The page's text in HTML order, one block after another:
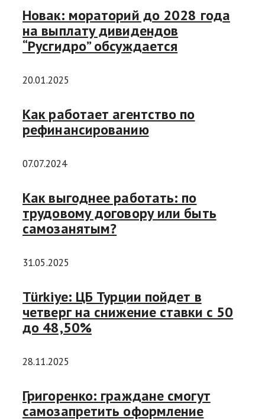
Новак: мораторий до 2028 года
на выплату дивидендов
“Русгидро” обсуждается
20.01.2025
Как работает агентство по
рефинансированию
07.07.2024
Как выгоднее работать: по
трудовому договору или быть
самозанятым?
31.05.2025
Türkiye: ЦБ Турции пойдет в
четверг на снижение ставки с 50
до 48,50%
28.11.2025
Григоренко: граждане смогут
самозапретить оформление